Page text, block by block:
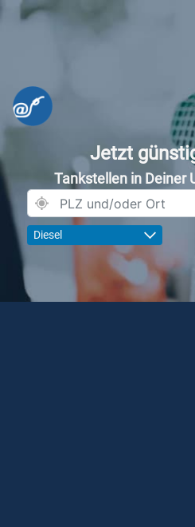
Jetzt
Tankstellen in Deiner
Diesel